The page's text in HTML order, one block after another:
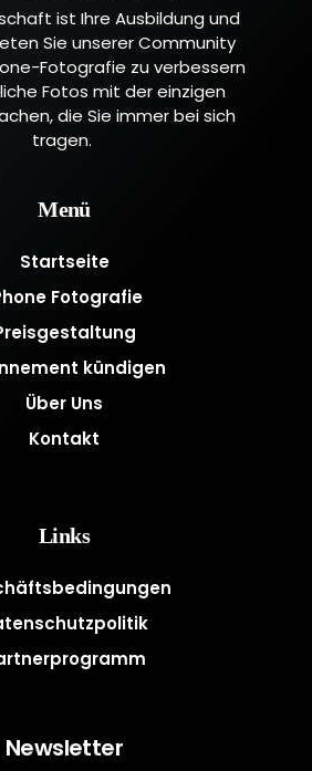
ist Ihre Ausbildung und
Sie unserer Community
Fotografie zu verbessern
Fotos mit der einzigen
die Sie immer bei sich
tragen.
Menü
Startseite
Fotografie
kündigen
Über Uns
Kontakt
Links
Newsletter